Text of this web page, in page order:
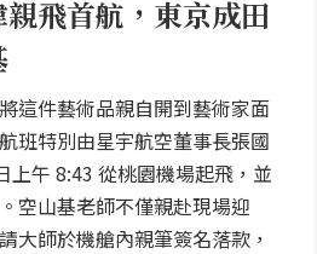
飛首航，東京成田
這件藝術品親自開到藝術家面
班特別由星宇航空董事長張國
上午 8:43 從桃園機場起飛，並
空山基老師不僅親赴現場迎
大師於機艙內親筆簽名落款，